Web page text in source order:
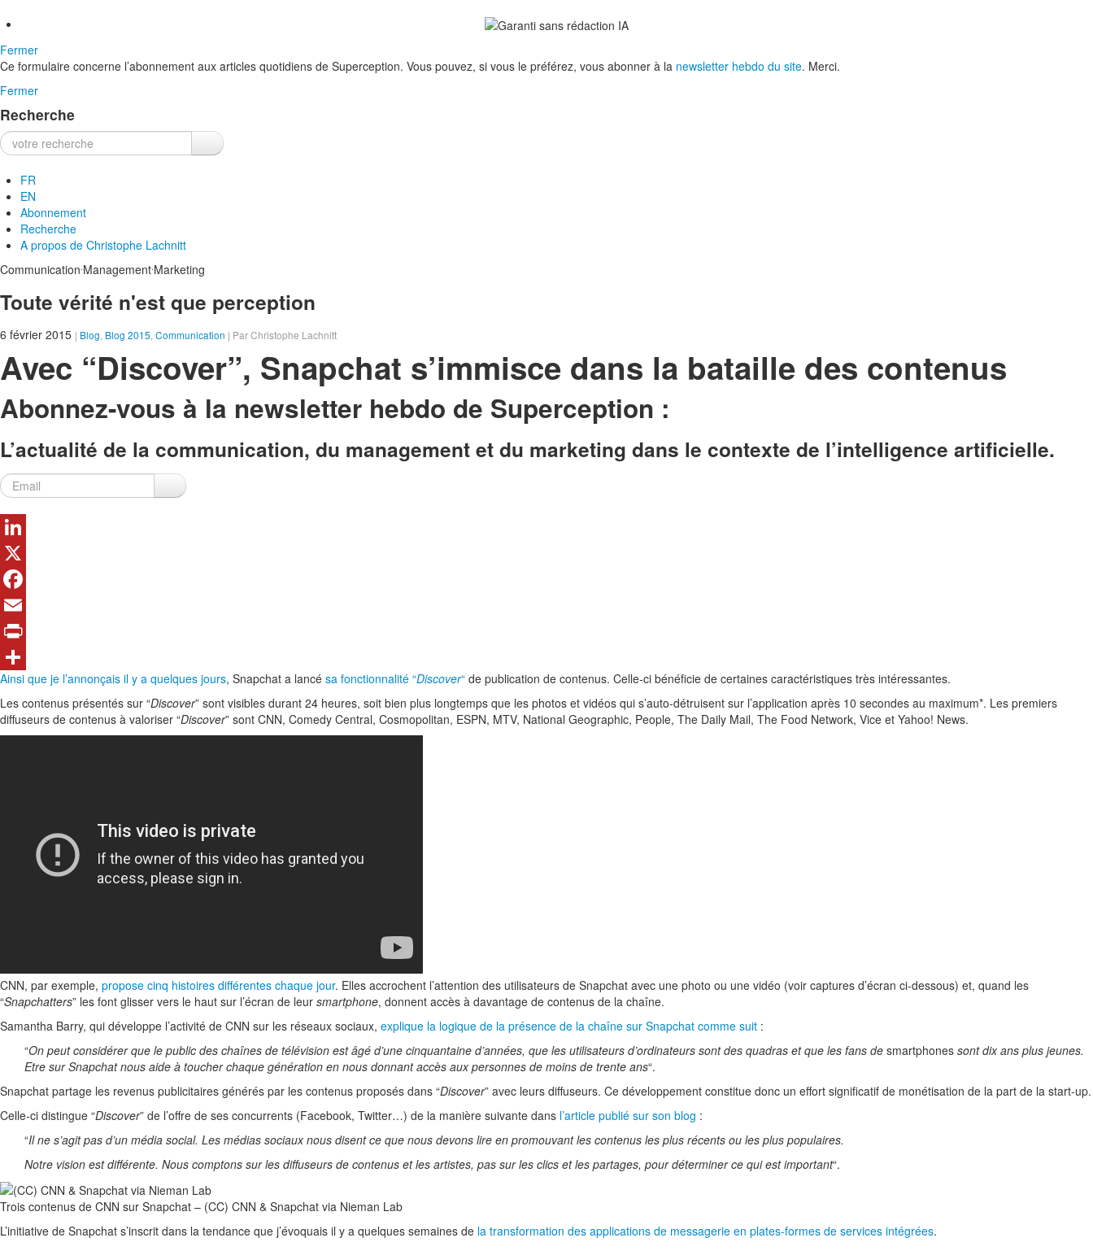
Fermer
Ce formulaire concerne l’abonnement aux articles quotidiens de Superception. Vous pouvez, si vous le préférez, vous abonner à la newsletter hebdo du site. Merci.
Fermer
Recherche
Recherche :
FR
EN
Abonnement
Recherche
A propos de Christophe Lachnitt
Communication Management Marketing
Toute vérité n'est que perception
6 février 2015 | Blog Blog 2015 Communication | Par Christophe Lachnitt
Avec “Discover”, Snapchat s’immisce dans la bataille des contenus
Abonnez-vous à la newsletter hebdo de Superception :
L’actualité de la communication, du management et du marketing dans le contexte de l’intelligence artificielle.
LinkedIn
X
Facebook
Email
Print
Share
Ainsi que je l’annonçais il y a quelques jours, Snapchat a lancé sa fonctionnalité “Discover“ de publication de contenus. Celle-ci bénéficie de certaines caractéristiques très intéressantes.
Les contenus présentés sur “Discover” sont visibles durant 24 heures, soit bien plus longtemps que les photos et vidéos qui s’auto-détruisent sur l’application après 10 secondes au maximum*. Les premiers
diffuseurs de contenus à valoriser “Discover” sont CNN, Comedy Central, Cosmopolitan, ESPN, MTV, National Geographic, People, The Daily Mail, The Food Network, Vice et Yahoo! News.
CNN, par exemple, propose cinq histoires différentes chaque jour. Elles accrochent l’attention des utilisateurs de Snapchat avec une photo ou une vidéo (voir captures d’écran ci-dessous) et, quand les
“Snapchatters” les font glisser vers le haut sur l’écran de leur smartphone, donnent accès à davantage de contenus de la chaîne.
Samantha Barry, qui développe l’activité de CNN sur les réseaux sociaux, explique la logique de la présence de la chaîne sur Snapchat comme suit :
“On peut considérer que le public des chaînes de télévision est âgé d’une cinquantaine d’années, que les utilisateurs d’ordinateurs sont des quadras et que les fans de smartphones sont dix ans plus jeunes.
Etre sur Snapchat nous aide à toucher chaque génération en nous donnant accès aux personnes de moins de trente ans“.
Snapchat partage les revenus publicitaires générés par les contenus proposés dans “Discover” avec leurs diffuseurs. Ce développement constitue donc un effort significatif de monétisation de la part de la start-up.
Celle-ci distingue “Discover” de l’offre de ses concurrents (Facebook, Twitter…) de la manière suivante dans l’article publié sur son blog :
“Il ne s’agit pas d’un média social. Les médias sociaux nous disent ce que nous devons lire en promouvant les contenus les plus récents ou les plus populaires.
Notre vision est différente. Nous comptons sur les diffuseurs de contenus et les artistes, pas sur les clics et les partages, pour déterminer ce qui est important“.
Trois contenus de CNN sur Snapchat – (CC) CNN & Snapchat via Nieman Lab
L’initiative de Snapchat s’inscrit dans la tendance que j’évoquais il y a quelques semaines de la transformation des applications de messagerie en plates-formes de services intégrées.